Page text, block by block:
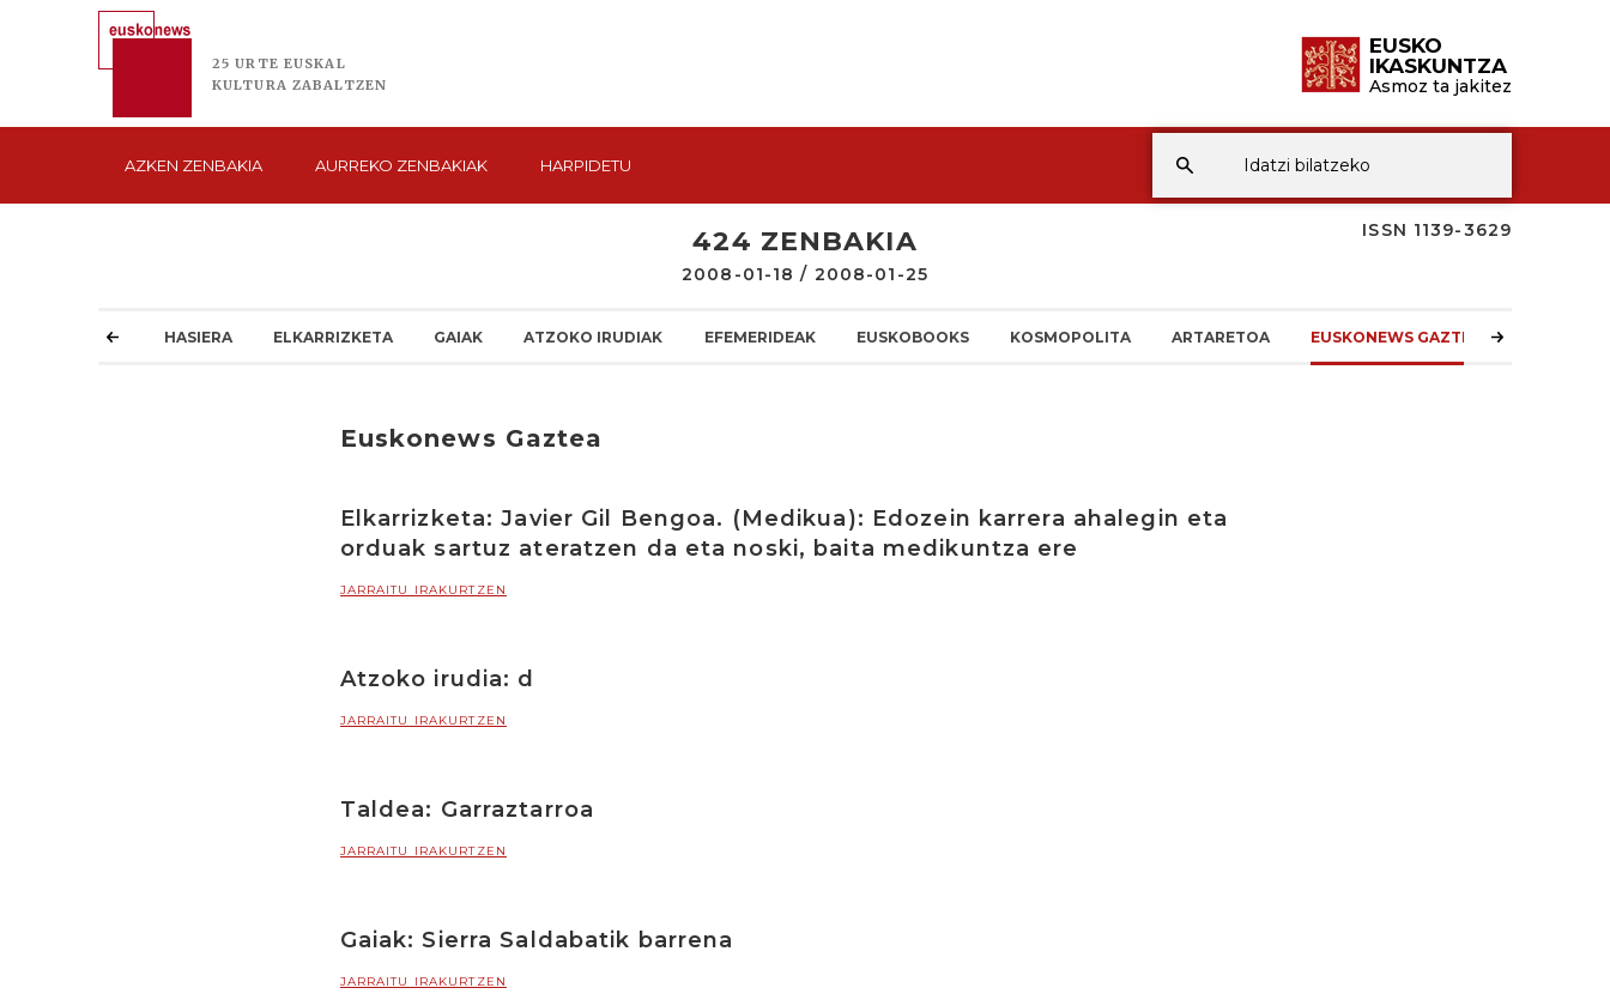
25 URTE EUSKAL
KULTURA ZABALTZEN
EUSKO
IKASKUNTZA
Asmoz ta jakitez
AZKEN ZENBAKIA AURREKO ZENBAKIAK HARPIDETU
ISSN 1139-3629
424 ZENBAKIA
2008-01-18 / 2008-01-25
HASIERA ELKARRIZKETA GAIAK ATZOKO IRUDIAK EFEMERIDEAK EUSKOBOOKS KOSMOPOLITA ARTARETOA EUSKONEWS GAZTEA
Euskonews Gaztea
Elkarrizketa: Javier Gil Bengoa. (Medikua): Edozein karrera ahalegin eta
orduak sartuz ateratzen da eta noski, baita medikuntza ere
JARRAITU IRAKURTZEN
Atzoko irudia: d
JARRAITU IRAKURTZEN
Taldea: Garraztarroa
JARRAITU IRAKURTZEN
Gaiak: Sierra Saldabatik barrena
JARRAITU IRAKURTZEN